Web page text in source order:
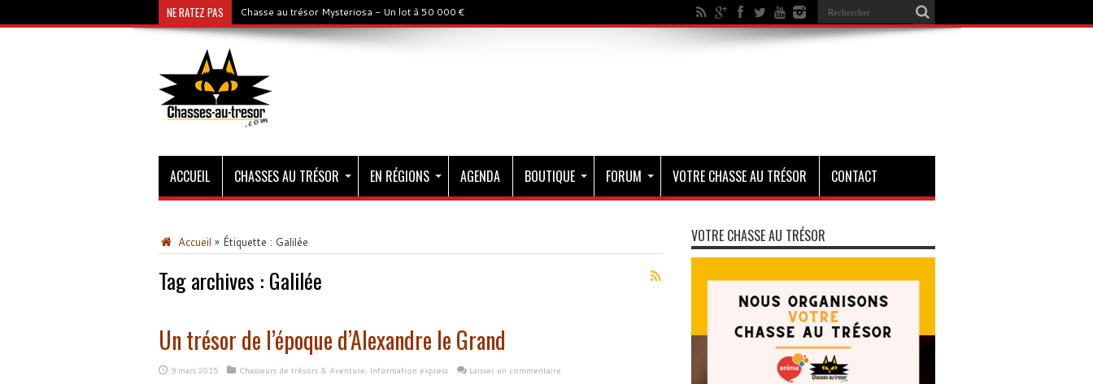
NE RATEZ PAS Chasse au trésor Mysteriosa - Un lot à 50 000 €
ACCUEIL CHASSES AU TRÉSOR EN RÉGIONS AGENDA BOUTIQUE FORUM VOTRE CHASSE AU TRÉSOR CONTACT
Accueil » Étiquette : Galilée
Tag archives : Galilée
Un trésor de l’époque d’Alexandre le Grand
9 mars 2015 Chasseurs de trésors & Aventure, Information express Laisser un commentaire
VOTRE CHASSE AU TRÉSOR